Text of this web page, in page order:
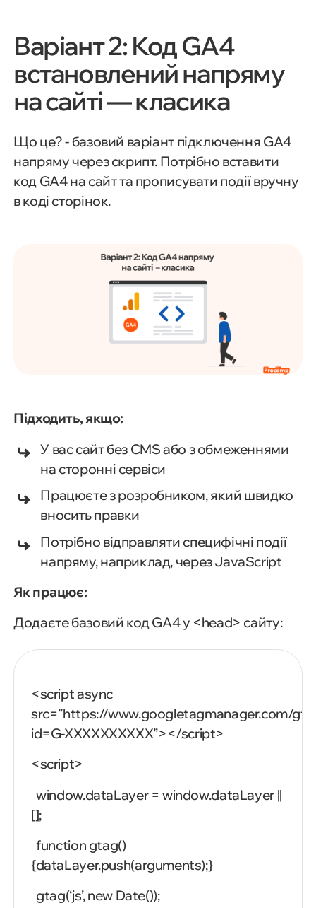
Варіант 2: Код GA4
встановлений напряму
на сайті — класика
Що це? - базовий варіант підключення GA4
напряму через скрипт. Потрібно вставити
код GA4 на сайт та прописувати події вручну
в коді сторінок.
Підходить, якщо:
У вас сайт без CMS або з обмеженнями
на сторонні сервіси
Працюєте з розробником, який швидко
вносить правки
Потрібно відправляти специфічні події
напряму, наприклад, через JavaScript
Як працює:
Додаєте базовий код GA4 у <head> сайту:
<scriptasync
src=”https://www.googletagmanager.com/
id=G-XXXXXXXXXX”></script>
<script>
window.dataLayer = window.dataLayer ||
[];
function gtag()
{dataLayer.push(arguments);}
gtag(‘js’,new Date());